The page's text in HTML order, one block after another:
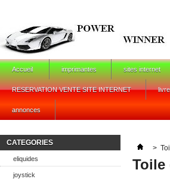
Accueil imprimantes sites internet
RESERVATION VENTE SITE INTERNET
annonces
CATEGORIES
eliquides
joystick
>
Toile